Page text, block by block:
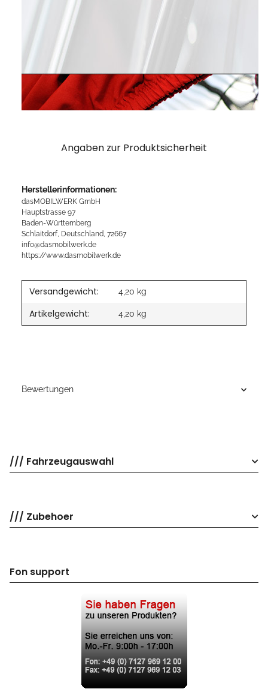
Angaben zur Produktsicherheit
Herstellerinformationen:
dasMOBILWERK GmbH
Hauptstrasse 97
Baden-Württemberg
Schlaitdorf, Deutschland, 72667
info@dasmobilwerk.de
https://www.dasmobilwerk.de
Versandgewicht: 4,20 kg
Artikelgewicht: 4,20 kg
Bewertungen
/// Fahrzeugauswahl
/// Zubehoer
Fon support